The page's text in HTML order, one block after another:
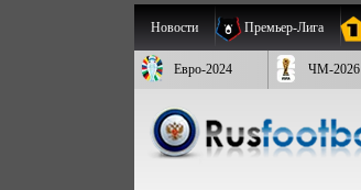
Новости Премьер-Лига
Евро-2024 ЧМ-2026